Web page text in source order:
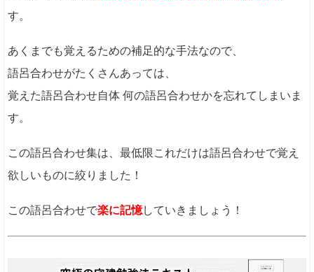
す。
あくまでも覚えるための補足的な手法なので、
語呂合わせがたくさんあっては、
覚えた語呂合わせ自体 何の語呂合わせかを忘れてしまいま
す。
この語呂合わせ集は、最低限これだけは語呂合わせで覚え
欲しいものに絞りました！
この語呂合わせで楽に記憶していきましょう！